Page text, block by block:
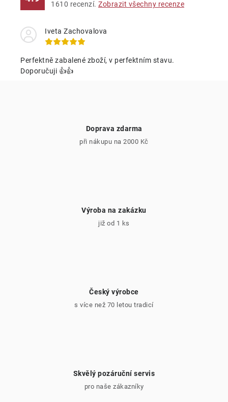
1610 recenzí. Zobrazit všechny recenze
Iveta Zachovalova
Perfektně zabalené zboží, v perfektním stavu.
Doporučuji 👍👍
Doprava zdarma
při nákupu na 2000 Kč
Výroba na zakázku
již od 1 ks
Český výrobce
s více než 70 letou tradicí
Skvělý pozáruční servis
pro naše zákazníky